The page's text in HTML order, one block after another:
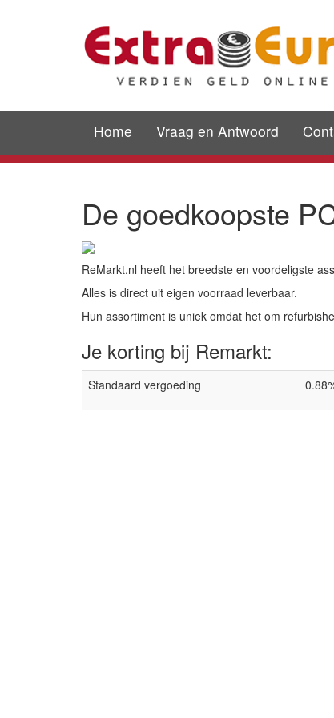
Home Vraag en Antwoord
De goedkoopste
ReMarkt.nl heeft het breedste en voordeligste
Alles is direct uit eigen voorraad leverbaar.
Hun assortiment is uniek omdat het om
Je korting bij Remarkt:
Standaard vergoeding